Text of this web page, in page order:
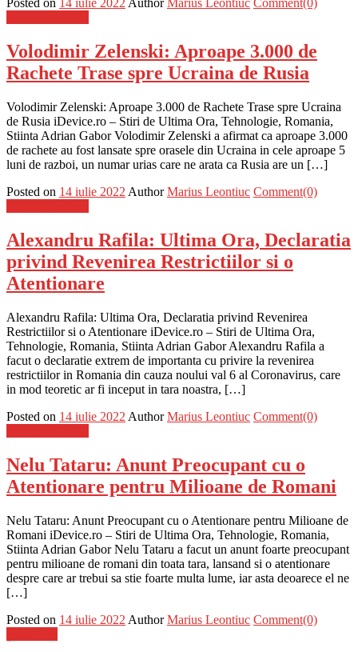
Posted on 14 iulie 2022 Author Marius Leontiuc Comment(0)
Volodimir Zelenski: Aproape 3.000 de
Rachete Trase spre Ucraina de Rusia
Volodimir Zelenski: Aproape 3.000 de Rachete Trase spre Ucraina
de Rusia iDevice.ro – Stiri de Ultima Ora, Tehnologie, Romania,
Stiinta Adrian Gabor Volodimir Zelenski a afirmat ca aproape 3.000
de rachete au fost lansate spre orasele din Ucraina in cele aproape 5
luni de razboi, un numar urias care ne arata ca Rusia are un […]
Posted on 14 iulie 2022 Author Marius Leontiuc Comment(0)
Alexandru Rafila: Ultima Ora, Declaratia
privind Revenirea Restrictiilor si o
Atentionare
Alexandru Rafila: Ultima Ora, Declaratia privind Revenirea
Restrictiilor si o Atentionare iDevice.ro – Stiri de Ultima Ora,
Tehnologie, Romania, Stiinta Adrian Gabor Alexandru Rafila a
facut o declaratie extrem de importanta cu privire la revenirea
restrictiilor in Romania din cauza noului val 6 al Coronavirus, care
in mod teoretic ar fi inceput in tara noastra, […]
Posted on 14 iulie 2022 Author Marius Leontiuc Comment(0)
Nelu Tataru: Anunt Preocupant cu o
Atentionare pentru Milioane de Romani
Nelu Tataru: Anunt Preocupant cu o Atentionare pentru Milioane de
Romani iDevice.ro – Stiri de Ultima Ora, Tehnologie, Romania,
Stiinta Adrian Gabor Nelu Tataru a facut un anunt foarte preocupant
pentru milioane de romani din toata tara, lansand si o atentionare
despre care ar trebui sa stie foarte multa lume, iar asta deoarece el ne
[…]
Posted on 14 iulie 2022 Author Marius Leontiuc Comment(0)